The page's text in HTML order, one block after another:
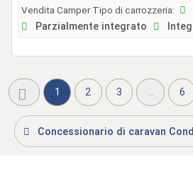
Vendita Camper Tipo di carrozzeria:
Parzialmente integrato
1 2 3 ... 6
Concessionario di caravan